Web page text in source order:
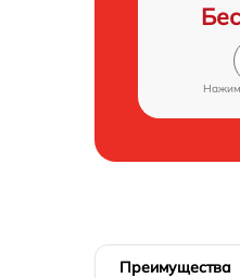
Преимущества